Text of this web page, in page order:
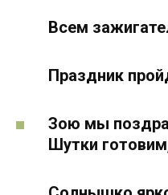
Всем
Праздник
Зою мы
Шутки